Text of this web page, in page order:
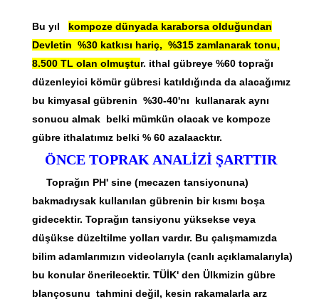
Bu yıl kompoze dünyada karaborsa olduğundan
Devletin %30 katkısı hariç, %315 zamlanarak tonu,
8.500 TL olan olmuştur. ithal gübreye %60 toprağı
düzenleyici kömür gübresi katıldığında da alacağımız
bu kimyasal gübrenin %30-40'nı kullanarak aynı
sonucu almak belki mümkün olacak ve kompoze
gübre ithalatımız belki % 60 azalaacktır.
ÖNCE TOPRAK ANALİZİ ŞARTTIR
Toprağın PH' sine (mecazen tansiyonuna)
bakmadıysak kullanılan gübrenin bir kısmı boşa
gidecektir. Toprağın tansiyonu yüksekse veya
düşükse düzeltilme yolları vardır. Bu çalışmamızda
bilim adamlarımızın videolarıyla (canlı açıklamalarıyla)
bu konular önerilecektir. TÜİK' den Ülkmizin gübre
blançosunu tahmini değil, kesin rakamalarla arz